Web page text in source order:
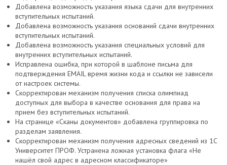
Добавлена возможность указания языка сдачи для внутренних
вступительных испытаний.
Добавлена возможность указания оснований сдачи внутренних
вступительных испытаний.
Добавлена возможность указания специальных условий для
внутренних вступительных испытаний.
Исправлена ошибка, при которой в шаблоне письма для
подтверждения EMAIL время жизни кода и ссылки не зависели
от настроек системы.
Скорректирован механизм получения списка олимпиад
доступных для выбора в качестве основания для права на
прием без вступительных испытаний.
На странице «Сканы документов» добавлена группировка по
разделам заявления.
Скорректирован механизм получения адресных сведений из 1С
Университет ПРОФ. Устранена ложная установка флага «Не
нашёл свой адрес в адресном классификаторе»